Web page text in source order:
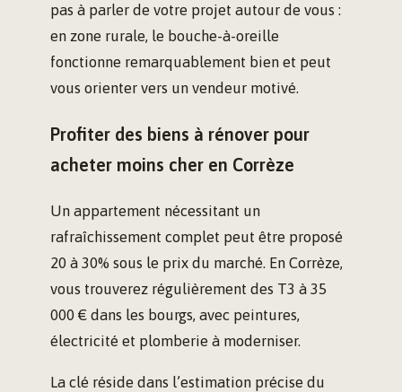
pas à parler de votre projet autour de vous :
en zone rurale, le bouche-à-oreille
fonctionne remarquablement bien et peut
vous orienter vers un vendeur motivé.
Profiter des biens à rénover pour
acheter moins cher en Corrèze
Un appartement nécessitant un
rafraîchissement complet peut être proposé
20 à 30% sous le prix du marché. En Corrèze,
vous trouverez régulièrement des T3 à 35
000 € dans les bourgs, avec peintures,
électricité et plomberie à moderniser.
La clé réside dans l’estimation précise du